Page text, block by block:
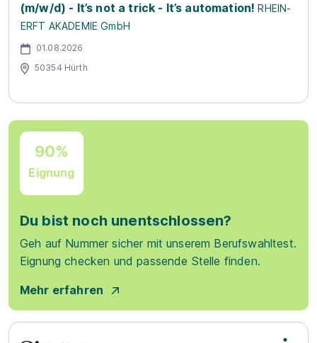
(m/w/d) - It’s not a trick - It’s automation! RHEIN-
ERFT AKADEMIE GmbH
01.08.2026
50354 Hürth
90%
Eignung
Du bist noch unentschlossen?
Geh auf Nummer sicher mit unserem Berufswahltest.
Eignung checken und passende Stelle finden.
Mehr erfahren